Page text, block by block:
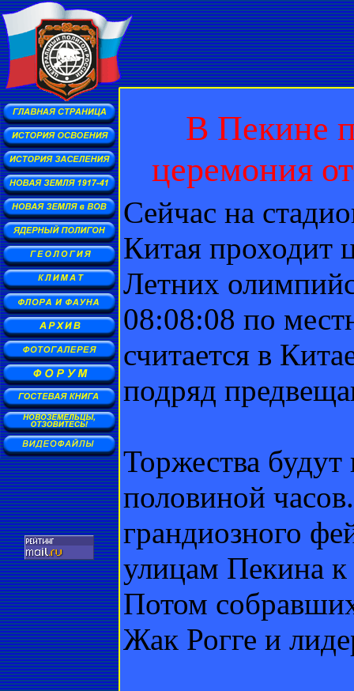
В Пекине
церемония
Сейчас на
Китая
Летних
08:08:08 по
считается в
подряд
Торжества будут
половиной
грандиозного
улицам Пекина к
Потом
Жак Рогге и